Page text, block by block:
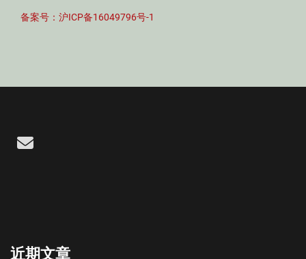
备案号：沪ICP备16049796号-1
Email
近期文章